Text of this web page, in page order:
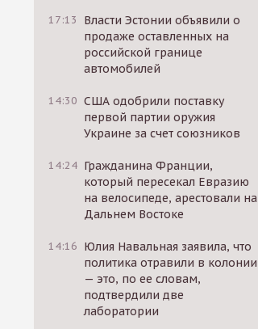
17:13
Власти Эстонии объявили о
продаже оставленных на
российской границе
автомобилей
14:30 США одобрили поставку
первой партии оружия
Украине за счет союзников
14:24 Гражданина Франции,
который пересекал Евразию
на велосипеде, арестовали на
Дальнем Востоке
14:16 Юлия Навальная заявила, что
политика отравили в колонии
— это, по ее словам,
подтвердили две
лаборатории